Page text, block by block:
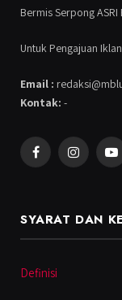
Bermis Serpong
Untuk Pengajuan
Email :
Kontak: -
FacebookInstagram
SYARAT DAN
Definisi